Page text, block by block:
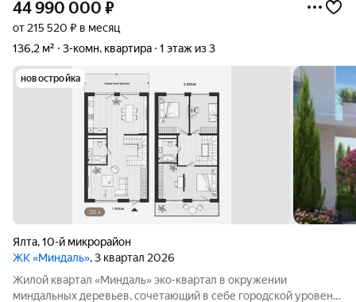
44 990 000 ₽
от 215 520 ₽ в месяц
136,2 м²
3-комн. квартира 1 этаж из 3
новостройка
Ялта,10-й микрорайон
ЖК «Миндаль», 3 квартал 2026
Жилой квартал «Миндаль» эко-квартал в окружении
миндальных деревьев, сочетающий в себе городской уровень